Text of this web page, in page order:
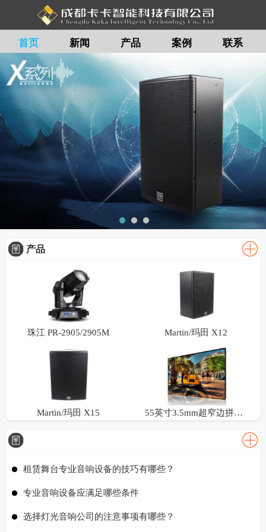
首页 新闻 产品 案例 联系
留言
产品
珠江 PR-2905/2905M Martin/玛田 X12
Martin/玛田 X15 55英寸3.5mm超窄边拼接屏
租赁舞台专业音响设备的技巧有哪些？
专业音响设备应满足哪些条件
选择灯光音响公司的注意事项有哪些？